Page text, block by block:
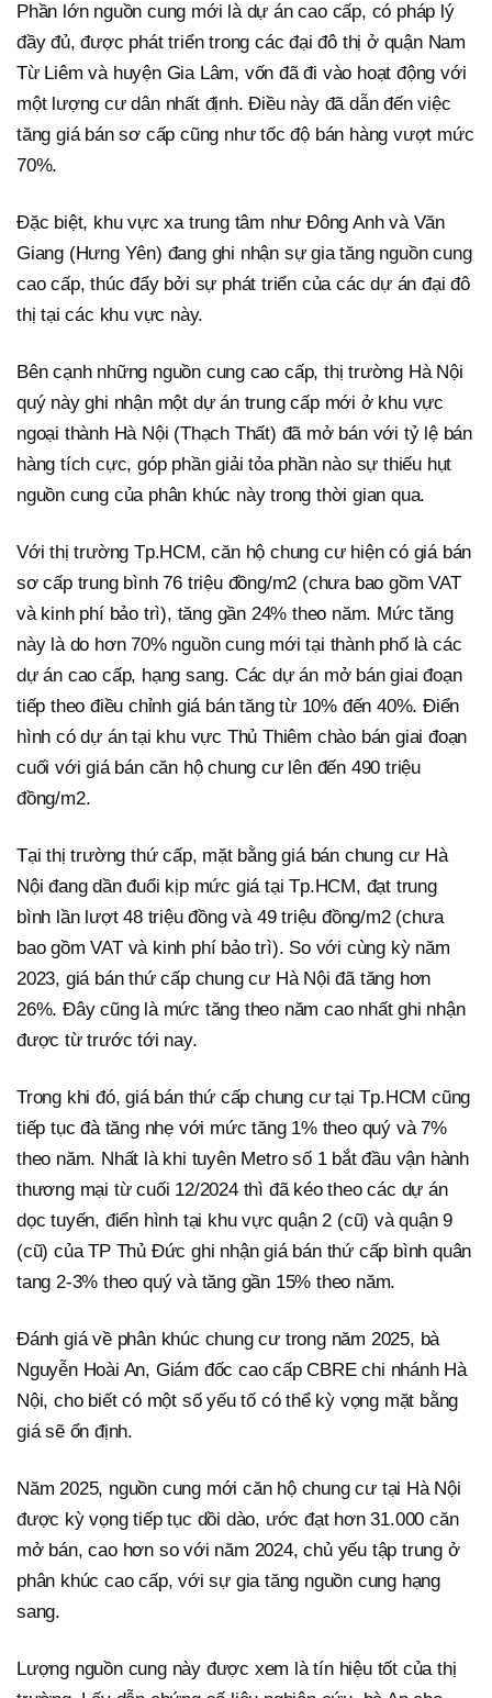
Phần lớn nguồn cung mới là dự án cao cấp, có pháp lý
đầy đủ, được phát triển trong các đại đô thị ở quận Nam
Từ Liêm và huyện Gia Lâm, vốn đã đi vào hoạt động với
một lượng cư dân nhất định. Điều này đã dẫn đến việc
tăng giá bán sơ cấp cũng như tốc độ bán hàng vượt mức
70%.
Đặc biệt, khu vực xa trung tâm như Đông Anh và Văn
Giang (Hưng Yên) đang ghi nhận sự gia tăng nguồn cung
cao cấp, thúc đẩy bởi sự phát triển của các dự án đại đô
thị tại các khu vực này.
Bên cạnh những nguồn cung cao cấp, thị trường Hà Nội
quý này ghi nhận một dự án trung cấp mới ở khu vực
ngoại thành Hà Nội (Thạch Thất) đã mở bán với tỷ lệ bán
hàng tích cực, góp phần giải tỏa phần nào sự thiếu hụt
nguồn cung của phân khúc này trong thời gian qua.
Với thị trường Tp.HCM, căn hộ chung cư hiện có giá bán
sơ cấp trung bình 76 triệu đồng/m2 (chưa bao gồm VAT
và kinh phí bảo trì), tăng gần 24% theo năm. Mức tăng
này là do hơn 70% nguồn cung mới tại thành phố là các
dự án cao cấp, hạng sang. Các dự án mở bán giai đoạn
tiếp theo điều chỉnh giá bán tăng từ 10% đến 40%. Điển
hình có dự án tại khu vực Thủ Thiêm chào bán giai đoạn
cuối với giá bán căn hộ chung cư lên đến 490 triệu
đồng/m2.
Tại thị trường thứ cấp, mặt bằng giá bán chung cư Hà
Nội đang dần đuổi kịp mức giá tại Tp.HCM, đạt trung
bình lần lượt 48 triệu đồng và 49 triệu đồng/m2 (chưa
bao gồm VAT và kinh phí bảo trì). So với cùng kỳ năm
2023, giá bán thứ cấp chung cư Hà Nội đã tăng hơn
26%. Đây cũng là mức tăng theo năm cao nhất ghi nhận
được từ trước tới nay.
Trong khi đó, giá bán thứ cấp chung cư tại Tp.HCM cũng
tiếp tục đà tăng nhẹ với mức tăng 1% theo quý và 7%
theo năm. Nhất là khi tuyên Metro số 1 bắt đầu vận hành
thương mại từ cuối 12/2024 thì đã kéo theo các dự án
dọc tuyến, điển hình tại khu vực quận 2 (cũ) và quận 9
(cũ) của TP Thủ Đức ghi nhận giá bán thứ cấp bình quân
tang 2-3% theo quý và tăng gần 15% theo năm.
Đánh giá về phân khúc chung cư trong năm 2025, bà
Nguyễn Hoài An, Giám đốc cao cấp CBRE chi nhánh Hà
Nội, cho biết có một số yếu tố có thể kỳ vọng mặt bằng
giá sẽ ổn định.
Năm 2025, nguồn cung mới căn hộ chung cư tại Hà Nội
được kỳ vọng tiếp tục dồi dào, ước đạt hơn 31.000 căn
mở bán, cao hơn so với năm 2024, chủ yếu tập trung ở
phân khúc cao cấp, với sự gia tăng nguồn cung hạng
sang.
Lượng nguồn cung này được xem là tín hiệu tốt của thị